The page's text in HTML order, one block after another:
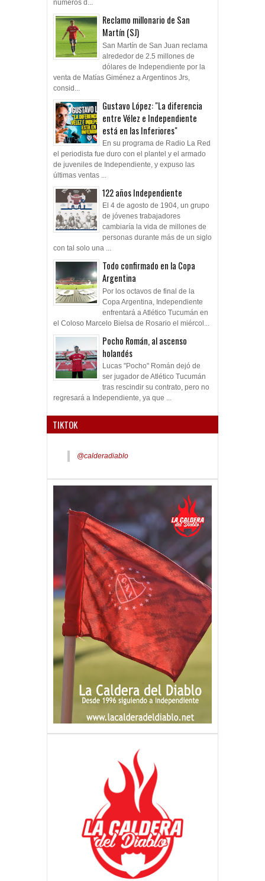
números d...
Reclamo millonario de San
Martín (SJ)
San Martín de San Juan reclama
alrededor de 2.5 millones de
dólares de Independiente por la
venta de Matías Giménez a Argentinos Jrs,
consid...
Gustavo López: "La diferencia
entre Vélez e Independiente
está en las Inferiores"
En su programa de Radio La Red
el periodista fue duro con el plantel y el armado
de juveniles de Independiente, y expuso las
últimas ventas ...
122 años Independiente
El 4 de agosto de 1904, un grupo
de jóvenes trabajadores
cambiaría la vida de millones de
personas durante más de un siglo
con tal solo una ...
Todo confirmado en la Copa
Argentina
Por los octavos de final de la
Copa Argentina, Independiente
enfrentará a Atlético Tucumán en
el Coloso Marcelo Bielsa de Rosario el miércol...
Pocho Román, al ascenso
holandés
Lucas "Pocho" Román dejó de
ser jugador de Atlético Tucumán
tras rescindir su contrato, pero no
regresará a Independiente, ya que ...
TIKTOK
@calderadiablo